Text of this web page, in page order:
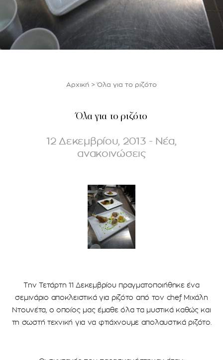
Αρχική >Όλα για το ριζότο
Όλα για το ριζότο
12 Δεκεμβρίου, 2013 - Νέα,
ανακοινώσεις
Την Τετάρτη 11 Δεκεμβρίου πραγματοποιήθηκε ένα
σεμινάριο αποκλειστικά για ριζότο από τον chef Μιχάλη
Ντουνέτα, ο οποίος μας έμαθε όλα τα μυστικά καθώς και
τη σωστή τεχνική για να φτιάχνουμε απολαυστικά ριζότο.